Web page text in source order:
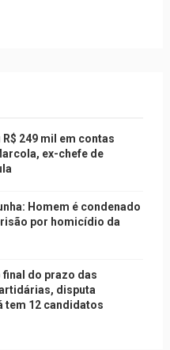
249 mil em contas
ex-chefe de
Homem é condenado
por homicídio da
final do prazo das
disputa
tem 12 candidatos